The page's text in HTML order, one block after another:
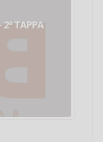
2ª TAPPA